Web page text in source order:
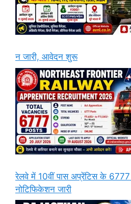
न जारी, आवेदन शुरू
रेलवे में 10वीं पास अप्रेंटिस के 6777
नोटिफिकेशन जारी